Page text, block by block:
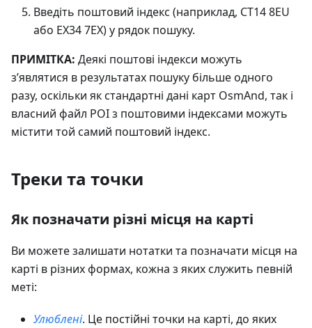
Введіть поштовий індекс (наприклад, CT14 8EU
або EX34 7EX) у рядок пошуку.
ПРИМІТКА: Деякі поштові індекси можуть
з’являтися в результатах пошуку більше одного
разу, оскільки як стандартні дані карт OsmAnd, так і
власний файл POI з поштовими індексами можуть
містити той самий поштовий індекс.
Треки та точки
Як позначати різні місця на карті
Ви можете залишати нотатки та позначати місця на
карті в різних формах, кожна з яких служить певній
меті:
Улюблені. Це постійні точки на карті, до яких